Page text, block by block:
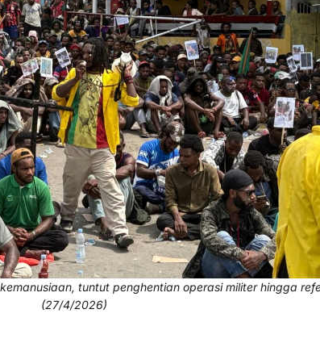
tuntut penghentian operasi militer hingga
(27/4/2026)